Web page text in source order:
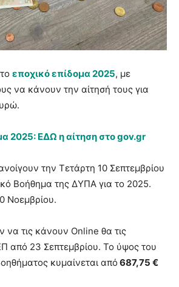
εποχικό επίδομα 2025, με
να κάνουν την αίτησή τους για
2025: ΕΔΩ η αίτηση στο gov.gr
την Τετάρτη 10 Σεπτεμβρίου
Βοήθημα της ΔΥΠΑ για το 2025.
Νοεμβρίου.
να τις κάνουν Online θα τις
από 23 Σεπτεμβρίου. Το ύψος του
κυμαίνεται από 687,75 €